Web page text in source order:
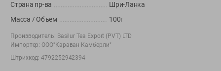
выходной
shop@green-market.by
Пишите нам свои вопросы, предложения и комментарии
Страна пр-ва
Шри-Ланка
Масса / Объем
100г
Производитель: Basilur Tea Export (PVT) LTD
Импортер: ООО"Караван Камберли"
Штрихкод:4792252942394